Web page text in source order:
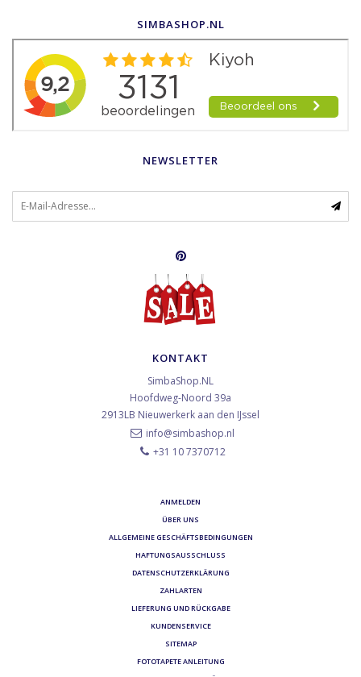
SIMBASHOP.NL
NEWSLETTER
KONTAKT
SimbaShop.NL
Hoofdweg-Noord 39a
2913LB Nieuwerkerk aan den IJssel
info@simbashop.nl
+31 10 7370712
ANMELDEN
ÜBER UNS
ALLGEMEINE GESCHÄFTSBEDINGUNGEN
HAFTUNGSAUSSCHLUSS
DATENSCHUTZERKLÄRUNG
ZAHLARTEN
LIEFERUNG UND RÜCKGABE
KUNDENSERVICE
SITEMAP
FOTOTAPETE ANLEITUNG